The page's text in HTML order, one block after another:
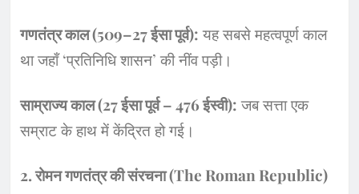
गणतंत्र काल (509–27 ईसा पूर्व): यह सबसे महत्वपूर्ण काल
था जहाँ ‘प्रतिनिधि शासन’ की नींव पड़ी।
साम्राज्य काल (27 ईसा पूर्व – 476 ईस्वी): जब सत्ता एक
सम्राट के हाथ में केंद्रित हो गई।
​2. रोमन गणतंत्र की संरचना (The Roman Republic)